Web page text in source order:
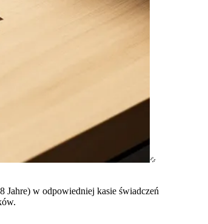
Jahre) w odpowiedniej kasie świadczeń